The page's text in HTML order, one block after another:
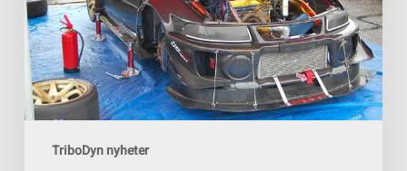
TriboDyn nyheter
Koskinen
har
gått
over
til